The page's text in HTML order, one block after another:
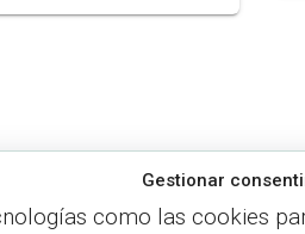
Gestionar
como las cookies